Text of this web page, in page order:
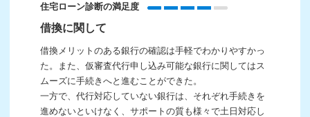
住宅ローン診断の満足度
借換に関して
借換メリットのある銀行の確認は手軽でわかりやすかっ
た。また、仮審査代行申し込み可能な銀行に関してはス
ムーズに手続きへと進むことができた。
一方で、代行対応していない銀行は、それぞれ手続きを
進めないといけなく、サポートの質も様々で土日対応し